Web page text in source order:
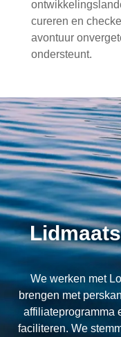
cureren en
avontuur
ondersteunt.
We werken met
brengen met
affiliateprogramma
faciliteren. We